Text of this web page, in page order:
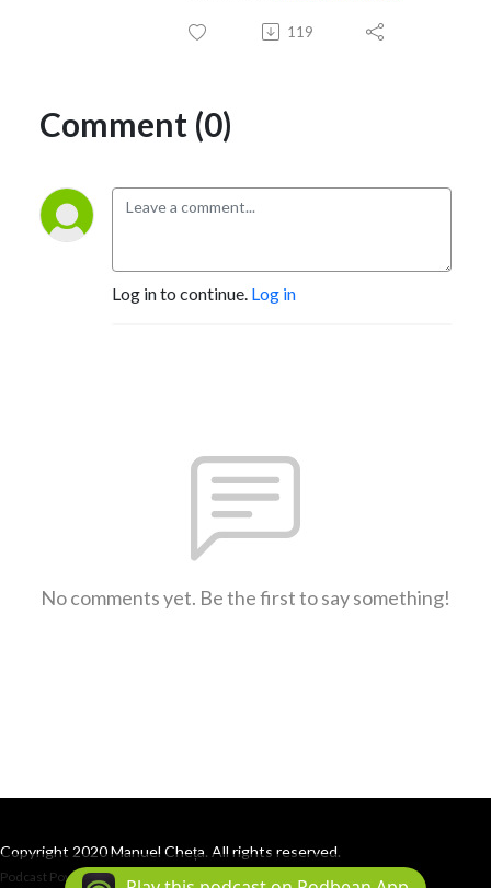
119
Comment (0)
Log in to continue. Log in
No comments yet. Be the first to say something!
Copyright 2020 Manuel Cheța. All rights reserved.
Podcast Powered By Podbean